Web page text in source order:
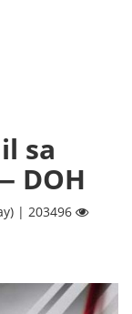
sa
DOH
| 203496